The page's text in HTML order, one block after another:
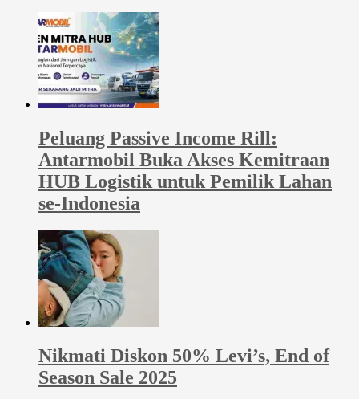
Peluang Passive Income Rill:
Antarmobil Buka Akses Kemitraan
HUB Logistik untuk Pemilik Lahan
se-Indonesia
Nikmati Diskon 50% Levi’s, End of
Season Sale 2025